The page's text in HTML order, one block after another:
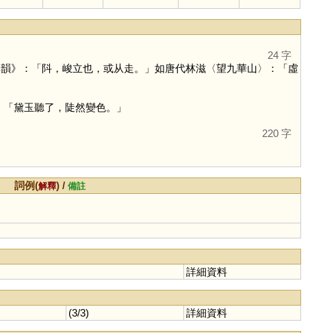
24 字
》：「阧，峻立也，或从走。」如唐代林滋〈望九華山〉：「虛
黛玉聽了，陡然變色。」
220 字
詞例(解釋) /備註
詳細資料
(3/3) 詳細資料